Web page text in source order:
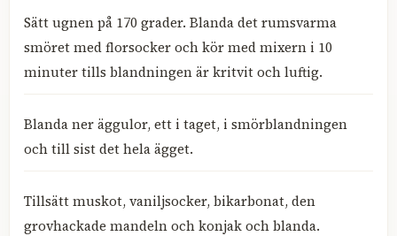
Sätt ugnen på 170 grader. Blanda det rumsvarma
smöret med florsocker och kör med mixern i 10
minuter tills blandningen är kritvit och luftig.
Blanda ner äggulor, ett i taget, i smörblandningen
och till sist det hela ägget.
Tillsätt muskot, vaniljsocker, bikarbonat, den
grovhackade mandeln och konjak och blanda.